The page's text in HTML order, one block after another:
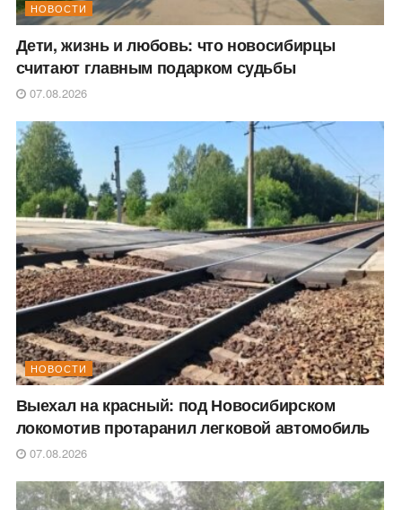
НОВОСТИ
Дети, жизнь и любовь: что новосибирцы
считают главным подарком судьбы
07.08.2026
НОВОСТИ
Выехал на красный: под Новосибирском
локомотив протаранил легковой автомобиль
07.08.2026